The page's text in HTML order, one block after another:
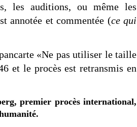
les auditions, ou même les
annotée et commentée (ce qui
«Ne pas utiliser le taille
et le procès est retransmis en
premier procès international,